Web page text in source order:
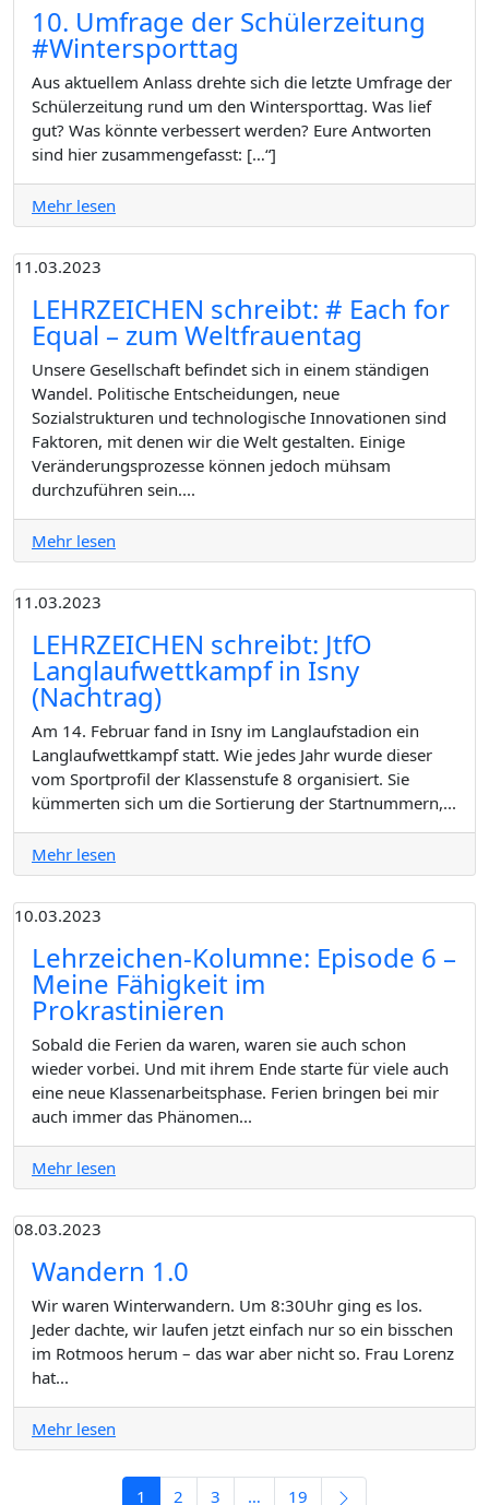
10. Umfrage der Schülerzeitung
#Wintersporttag
Aus aktuellem Anlass drehte sich die letzte Umfrage der
Schülerzeitung rund um den Wintersporttag. Was lief
gut? Was könnte verbessert werden? Eure Antworten
sind hier zusammengefasst: […“]
Mehr lesen
11.03.2023
LEHRZEICHEN schreibt: # Each for
Equal – zum Weltfrauentag
Unsere Gesellschaft befindet sich in einem ständigen
Wandel. Politische Entscheidungen, neue
Sozialstrukturen und technologische Innovationen sind
Faktoren, mit denen wir die Welt gestalten. Einige
Veränderungsprozesse können jedoch mühsam
durchzuführen sein....
Mehr lesen
11.03.2023
LEHRZEICHEN schreibt: JtfO
Langlaufwettkampf in Isny
(Nachtrag)
Am 14. Februar fand in Isny im Langlaufstadion ein
Langlaufwettkampf statt. Wie jedes Jahr wurde dieser
vom Sportprofil der Klassenstufe 8 organisiert. Sie
kümmerten sich um die Sortierung der Startnummern,...
Mehr lesen
10.03.2023
Lehrzeichen-Kolumne: Episode 6 –
Meine Fähigkeit im
Prokrastinieren
Sobald die Ferien da waren, waren sie auch schon
wieder vorbei. Und mit ihrem Ende starte für viele auch
eine neue Klassenarbeitsphase. Ferien bringen bei mir
auch immer das Phänomen...
Mehr lesen
08.03.2023
Wandern 1.0
Wir waren Winterwandern. Um 8:30Uhr ging es los.
Jeder dachte, wir laufen jetzt einfach nur so ein bisschen
im Rotmoos herum – das war aber nicht so. Frau Lorenz
hat...
Mehr lesen
1 2 3 … 19